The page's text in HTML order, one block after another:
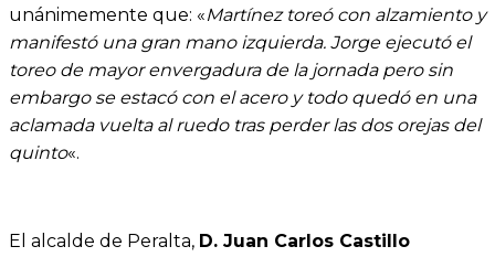
unánimemente que: «Martínez toreó con alzamiento y
manifestó una gran mano izquierda. Jorge ejecutó el
toreo de mayor envergadura de la jornada pero sin
embargo se estacó con el acero y todo quedó en una
aclamada vuelta al ruedo tras perder las dos orejas del
quinto«.
El alcalde de Peralta, D. Juan Carlos Castillo